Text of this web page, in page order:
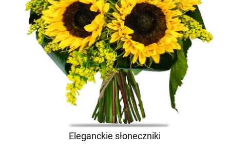
Eleganckie słoneczniki